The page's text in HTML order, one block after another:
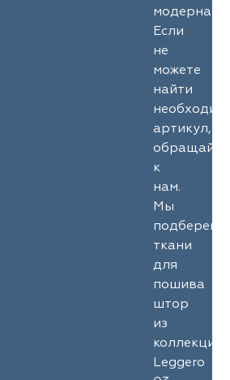
модерна.
Если
не
можете
найти
артикул,
к
нам.
Мы
подберем
ткани
для
пошива
штор
из
Leggero